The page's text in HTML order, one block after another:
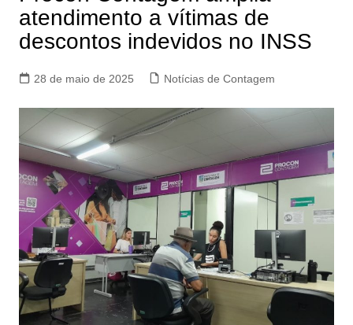
atendimento a vítimas de
descontos indevidos no INSS
28 de maio de 2025 Notícias de Contagem